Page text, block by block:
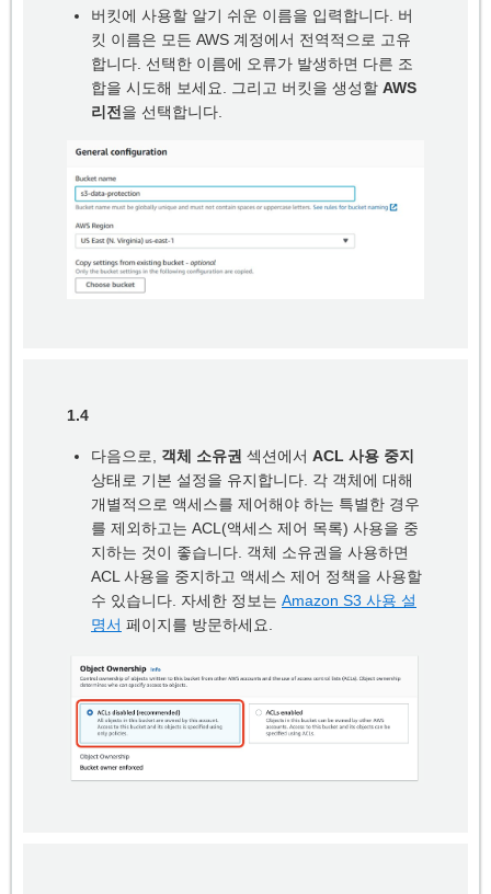
버킷에 사용할 알기 쉬운 이름을 입력합니다. 버
킷 이름은 모든 AWS 계정에서 전역적으로 고유
합니다. 선택한 이름에 오류가 발생하면 다른 조
합을 시도해 보세요. 그리고 버킷을 생성할 AWS
리전 을 선택합니다.
1.4
다음으로, 객체 소유권 섹션에서 ACL 사용 중지
상태로 기본 설정을 유지합니다. 각 객체에 대해
개별적으로 액세스를 제어해야 하는 특별한 경우
를 제외하고는 ACL(액세스 제어 목록) 사용을 중
지하는 것이 좋습니다. 객체 소유권을 사용하면
ACL 사용을 중지하고 액세스 제어 정책을 사용할
수 있습니다. 자세한 정보는 Amazon S3 사용 설
명서 페이지를 방문하세요.